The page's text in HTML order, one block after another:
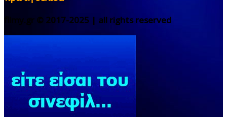
filmy.gr © 2017-2025 | all rights reserved